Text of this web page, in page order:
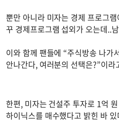
뿐만 아니라 미자는 경제 프로그
꾸 경제프로그램 섭외가 오는데..
이와 함께 팬들에 “주식방송 나가
안나간다, 여러분의 선택은?”이
한편, 미자는 건설주 투자로 1억
하이닉스를 매수했다고 밝힌 바 있